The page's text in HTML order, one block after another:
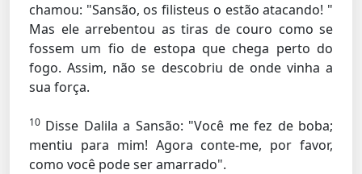
chamou: "Sansão, os filisteus o estão atacando! "
Mas ele arrebentou as tiras de couro como se
fossem um fio de estopa que chega perto do
fogo. Assim, não se descobriu de onde vinha a
sua força.
10 Disse Dalila a Sansão: "Você me fez de boba;
mentiu para mim! Agora conte-me, por favor,
como você pode ser amarrado".